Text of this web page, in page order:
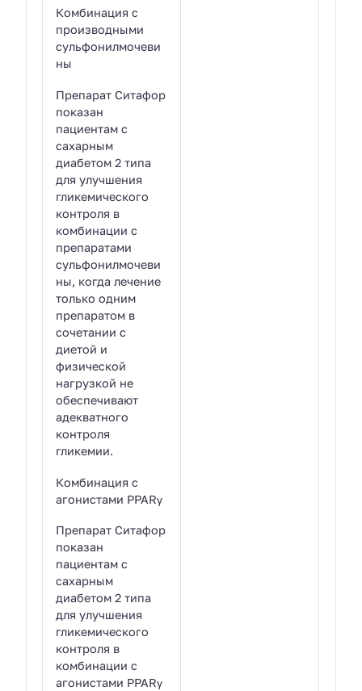
Комбинация с
производными
сульфонилмочеви
ны
Препарат Ситафор
показан
пациентам с
сахарным
диабетом 2 типа
для улучшения
гликемического
контроля в
комбинации с
препаратами
сульфонилмочеви
ны, когда лечение
только одним
препаратом в
сочетании с
диетой и
физической
нагрузкой не
обеспечивают
адекватного
контроля
гликемии.
Комбинация с
агонистами PPARγ
Препарат Ситафор
показан
пациентам с
сахарным
диабетом 2 типа
для улучшения
гликемического
контроля в
комбинации с
агонистами PPARγ